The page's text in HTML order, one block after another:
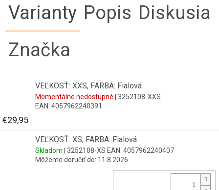
Varianty Popis Diskusia
Značka
VEĽKOSŤ: XXS, FARBA: Fialová
Momentálne nedostupné
| 3252108-XXS
EAN: 4057962240391
€29,95
VEĽKOSŤ: XS, FARBA: Fialová
Skladom | 3252108-XS EAN: 4057962240407
Môžeme doručiť do: 11.8.2026